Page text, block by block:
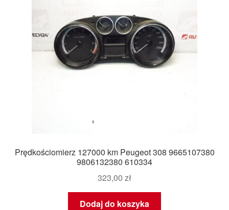
Prędkościomierz 127000 km Peugeot 308 9665107380
9806132380 610334
323,00 zł
Dodaj do koszyka